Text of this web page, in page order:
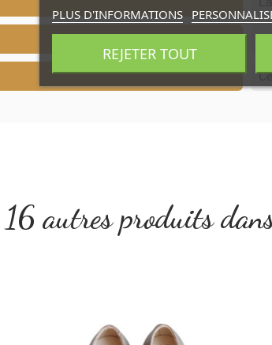
16 autres produits
PLUS D'INFORMATIONS
REJETER TOUT